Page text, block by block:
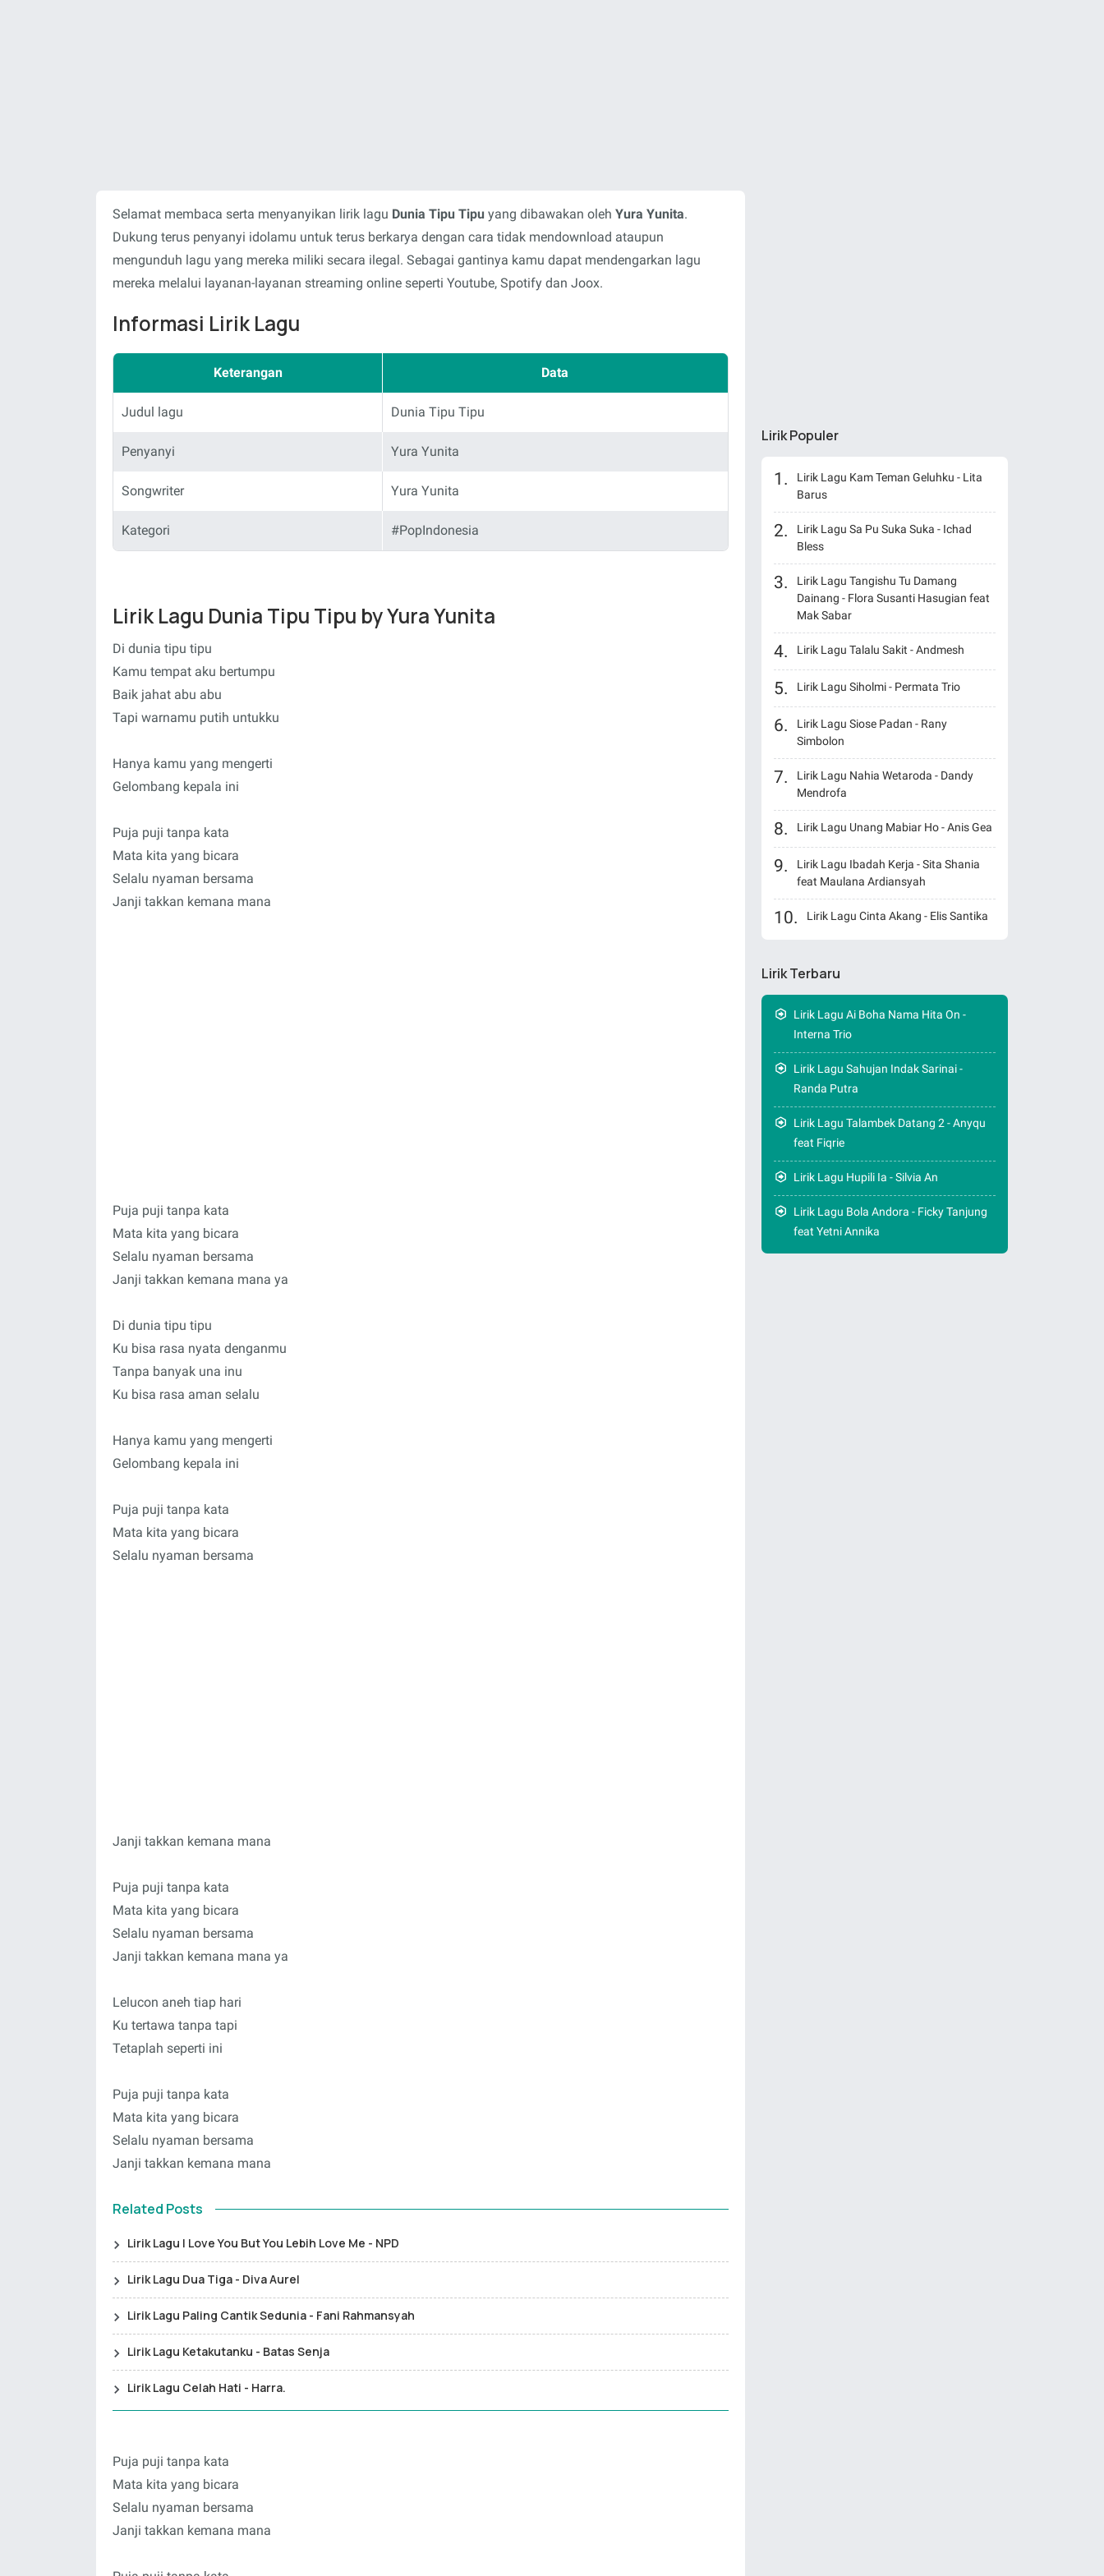
Selamat membaca serta menyanyikan lirik lagu Dunia Tipu Tipu yang dibawakan oleh Yura Yunita.
Dukung terus penyanyi idolamu untuk terus berkarya dengan cara tidak mendownload ataupun
mengunduh lagu yang mereka miliki secara ilegal. Sebagai gantinya kamu dapat mendengarkan lagu
mereka melalui layanan-layanan streaming online seperti Youtube, Spotify dan Joox.
Informasi Lirik Lagu
Keterangan Data
Judul lagu Dunia Tipu Tipu
Penyanyi Yura Yunita
Songwriter Yura Yunita
Kategori #PopIndonesia
Lirik Lagu Dunia Tipu Tipu by Yura Yunita
Di dunia tipu tipu
Kamu tempat aku bertumpu
Baik jahat abu abu
Tapi warnamu putih untukku
Hanya kamu yang mengerti
Gelombang kepala ini
Puja puji tanpa kata
Mata kita yang bicara
Selalu nyaman bersama
Janji takkan kemana mana
Puja puji tanpa kata
Mata kita yang bicara
Selalu nyaman bersama
Janji takkan kemana mana ya
Di dunia tipu tipu
Ku bisa rasa nyata denganmu
Tanpa banyak una inu
Ku bisa rasa aman selalu
Hanya kamu yang mengerti
Gelombang kepala ini
Puja puji tanpa kata
Mata kita yang bicara
Selalu nyaman bersama
Janji takkan kemana mana
Puja puji tanpa kata
Mata kita yang bicara
Selalu nyaman bersama
Janji takkan kemana mana ya
Lelucon aneh tiap hari
Ku tertawa tanpa tapi
Tetaplah seperti ini
Puja puji tanpa kata
Mata kita yang bicara
Selalu nyaman bersama
Janji takkan kemana mana
Related Posts
Lirik Lagu I Love You But You Lebih Love Me - NPD
Lirik Lagu Dua Tiga - Diva Aurel
Lirik Lagu Paling Cantik Sedunia - Fani Rahmansyah
Lirik Lagu Ketakutanku - Batas Senja
Lirik Lagu Celah Hati - Harra.
Puja puji tanpa kata
Mata kita yang bicara
Selalu nyaman bersama
Janji takkan kemana mana
Lirik Populer
Lirik Lagu Kam Teman Geluhku - Lita
Barus
Lirik Lagu Sa Pu Suka Suka - Ichad
Bless
Lirik Lagu Tangishu Tu Damang
Dainang - Flora Susanti Hasugian feat
Mak Sabar
Lirik Lagu Talalu Sakit - Andmesh
Lirik Lagu Siholmi - Permata Trio
Lirik Lagu Siose Padan - Rany
Simbolon
Lirik Lagu Nahia Wetaroda - Dandy
Mendrofa
Lirik Lagu Unang Mabiar Ho - Anis Gea
Lirik Lagu Ibadah Kerja - Sita Shania
feat Maulana Ardiansyah
Lirik Lagu Cinta Akang - Elis Santika
Lirik Terbaru
Lirik Lagu Ai Boha Nama Hita On -
Interna Trio
Lirik Lagu Sahujan Indak Sarinai -
Randa Putra
Lirik Lagu Talambek Datang 2 - Anyqu
feat Fiqrie
Lirik Lagu Hupili Ia - Silvia An
Lirik Lagu Bola Andora - Ficky Tanjung
feat Yetni Annika